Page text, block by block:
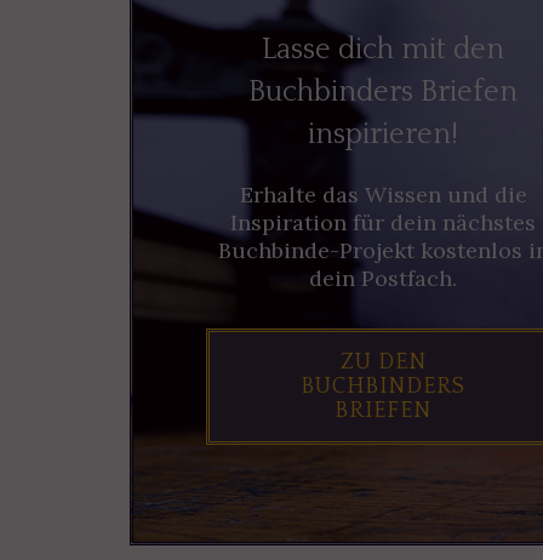
Lasse dich mit den
Buchbinders Briefen
inspirieren!
Erhalte das Wissen und die
Inspiration für dein nächstes
Buchbinde-Projekt kostenlos
dein Postfach.
ZU DEN
BUCHBINDERS
BRIEFEN